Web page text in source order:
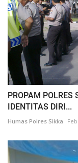
PROPAM POLRES
IDENTITAS DIRI...
Humas Polres Sikka